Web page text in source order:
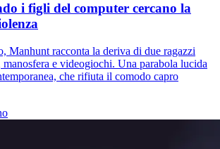
i figli del computer cercano la
Manhunt racconta la deriva di due ragazzi
manosfera e videogiochi. Una parabola lucida
che rifiuta il comodo capro